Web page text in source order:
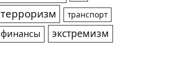
терроризм транспорт
финансы экстремизм